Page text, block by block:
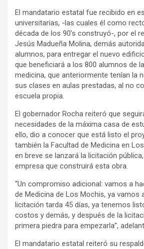
El mandatario estatal fue recibido en
universitarias, -las cuales él como
década de los 90’s construyó-, por el
Jesús Madueña Molina, demás
alumnos, para entregar el nuevo
que beneficiará a los 800 alumnos de
medicina, que anteriormente tenían la
sus clases en aulas prestadas, al no
escuela propia.
El gobernador Rocha reiteró que
necesidades de la máxima casa de
ello, dio a conocer que está listo el
también la Facultad de Medicina en
en breve se lanzará la licitación
empresa que construirá esta obra.
“Un compromiso adicional: vamos a
de Medicina de Los Mochis, ya vamos
licitación tarda 45 días, ya tenemos
costos y demás, y después de la
primera piedra para empezarla”,
El mandatario estatal reiteró su